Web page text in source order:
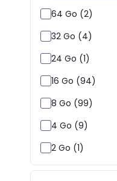
64 Go (2)
32 Go (4)
24 Go (1)
16 Go (94)
8 Go (99)
4 Go (9)
2 Go (1)